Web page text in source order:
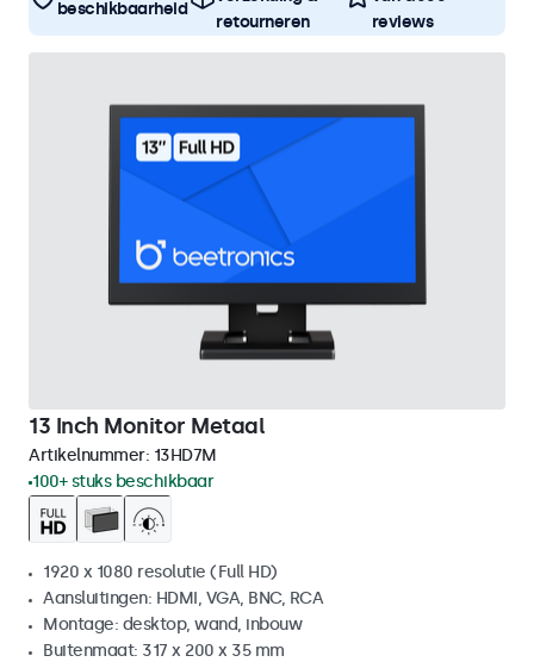
beschikbaarheid
retourneren
reviews
13 Inch Monitor Metaal
Artikelnummer: 13HD7M
100+ stuks beschikbaar
1920 x 1080 resolutie (Full HD)
Aansluitingen: HDMI, VGA, BNC, RCA
Montage: desktop, wand, inbouw
Buitenmaat: 317 x 200 x 35 mm